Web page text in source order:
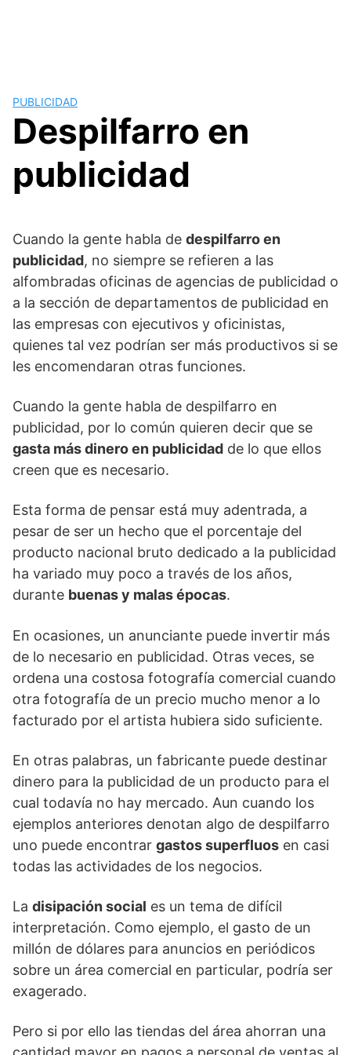
PUBLICIDAD
Despilfarro en
publicidad
Cuando la gente habla de despilfarro en
publicidad, no siempre se refieren a las
alfombradas oficinas de agencias de publicidad o
a la sección de departamentos de publicidad en
las empresas con ejecutivos y oficinistas,
quienes tal vez podrían ser más productivos si se
les encomendaran otras funciones.
Cuando la gente habla de despilfarro en
publicidad, por lo común quieren decir que se
gasta más dinero en publicidad de lo que ellos
creen que es necesario.
Esta forma de pensar está muy adentrada, a
pesar de ser un hecho que el porcentaje del
producto nacional bruto dedicado a la publicidad
ha variado muy poco a través de los años,
durante buenas y malas épocas.
En ocasiones, un anunciante puede invertir más
de lo necesario en publicidad. Otras veces, se
ordena una costosa fotografía comercial cuando
otra fotografía de un precio mucho menor a lo
facturado por el artista hubiera sido suficiente.
En otras palabras, un fabricante puede destinar
dinero para la publicidad de un producto para el
cual todavía no hay mercado. Aun cuando los
ejemplos anteriores denotan algo de despilfarro
uno puede encontrar gastos superfluos en casi
todas las actividades de los negocios.
La disipación social es un tema de difícil
interpretación. Como ejemplo, el gasto de un
millón de dólares para anuncios en periódicos
sobre un área comercial en particular, podría ser
exagerado.
Pero si por ello las tiendas del área ahorran una